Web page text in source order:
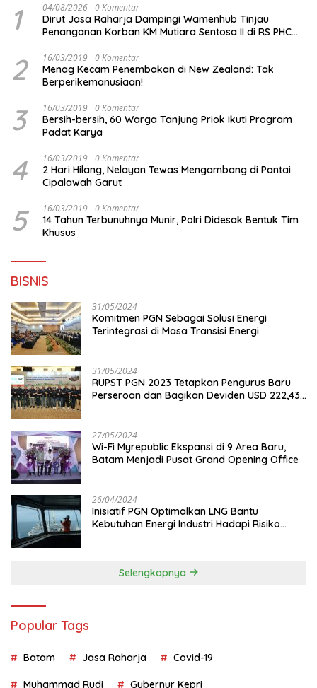
1 04/08/2026 0 Komentar
Dirut Jasa Raharja Dampingi Wamenhub Tinjau
Penanganan Korban KM Mutiara Sentosa II di RS PHC
2 16/03/2019 0 Komentar
Menag Kecam Penembakan di New Zealand: Tak
Berperikemanusiaan!
3 16/03/2019 0 Komentar
Bersih-bersih, 60 Warga Tanjung Priok Ikuti Program
Padat Karya
4 16/03/2019 0 Komentar
2 Hari Hilang, Nelayan Tewas Mengambang di Pantai
Cipalawah Garut
5 16/03/2019 0 Komentar
14 Tahun Terbunuhnya Munir, Polri Didesak Bentuk Tim
Khusus
BISNIS
31/05/2024
Komitmen PGN Sebagai Solusi Energi
Terintegrasi di Masa Transisi Energi
31/05/2024
RUPST PGN 2023 Tetapkan Pengurus Baru
Perseroan dan Bagikan Deviden USD 222,43
27/05/2024
Wi-Fi Myrepublic Ekspansi di 9 Area Baru,
Batam Menjadi Pusat Grand Opening Office
26/04/2024
Inisiatif PGN Optimalkan LNG Bantu
Kebutuhan Energi Industri Hadapi Risiko
Selengkapnya
Popular Tags
Batam Jasa Raharja Covid-19
Muhammad Rudi Gubernur Kepri